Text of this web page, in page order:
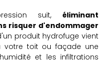
suit, éliminant
risquer d'endommager
produit hydrofuge vient
votre toit ou façade une
et les infiltrations